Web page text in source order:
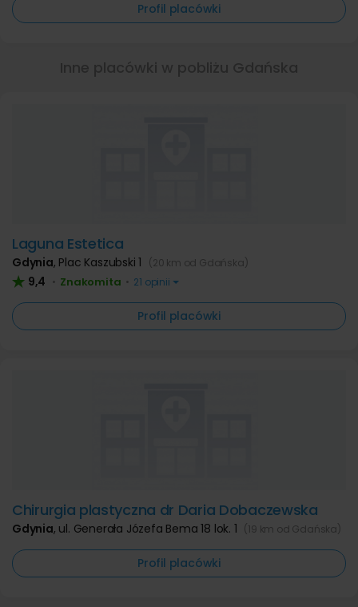
Profil placówki
Laguna Estetica
Gdynia, Plac Kaszubski 1 (20 km od Gdańska)
9,4 • Znakomita • 21 opinii
Profil placówki
Chirurgia plastyczna dr Daria Dobaczewska
Gdynia, ul. Generała Józefa Bema 18 lok. 1 (19 km od Gdańska)
Profil placówki